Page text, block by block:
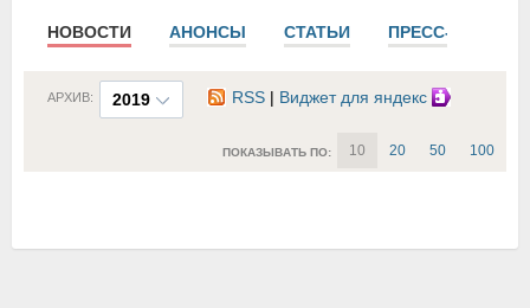
НОВОСТИ АНОНСЫ СТАТЬИ ПРЕСС-РЕЛИЗЫ
2019
АРХИВ: RSS | Виджет для яндекс
ПОКАЗЫВАТЬ ПО: 10 20 50 100